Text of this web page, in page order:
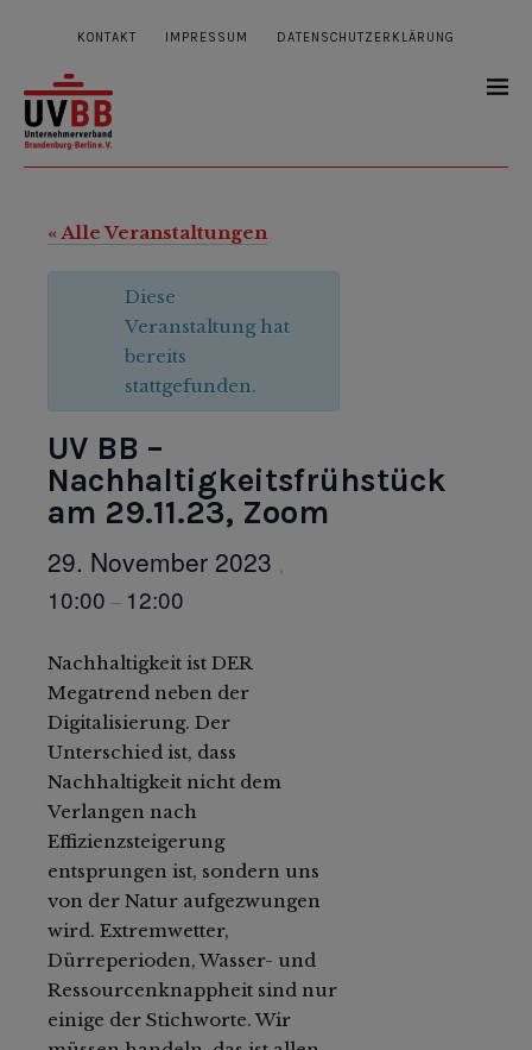
KONTAKT IMPRESSUM DATENSCHUTZERKLÄRUNG
« Alle Veranstaltungen
Diese
Veranstaltung hat
bereits
stattgefunden.
UV BB –
Nachhaltigkeitsfrühstück
am 29.11.23, Zoom
29. November 2023 ,
10:00 – 12:00
Nachhaltigkeit ist DER
Megatrend neben der
Digitalisierung. Der
Unterschied ist, dass
Nachhaltigkeit nicht dem
Verlangen nach
Effizienzsteigerung
entsprungen ist, sondern uns
von der Natur aufgezwungen
wird. Extremwetter,
Dürreperioden, Wasser- und
Ressourcenknappheit sind nur
einige der Stichworte. Wir